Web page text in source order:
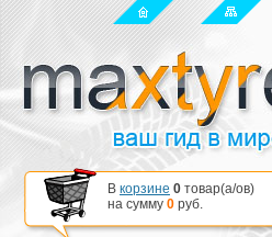
В корзине 0 товар(a/ов)
на сумму 0 руб.